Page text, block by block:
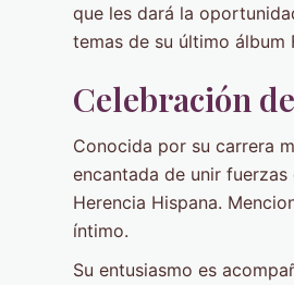
que les dará la
temas de su último álbum
Celebración
Conocida por su carrera
encantada de unir
Herencia Hispana.
íntimo.
Su entusiasmo es